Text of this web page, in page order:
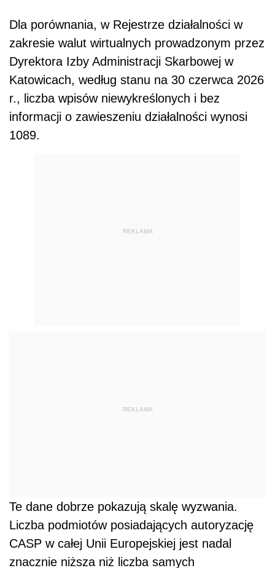
Dla porównania, w Rejestrze działalności w
zakresie walut wirtualnych prowadzonym przez
Dyrektora Izby Administracji Skarbowej w
Katowicach, według stanu na 30 czerwca 2026
r., liczba wpisów niewykreślonych i bez
informacji o zawieszeniu działalności wynosi
1089.
REKLAMA
REKLAMA
Te dane dobrze pokazują skalę wyzwania.
Liczba podmiotów posiadających autoryzację
CASP w całej Unii Europejskiej jest nadal
znacznie niższa niż liczba samych